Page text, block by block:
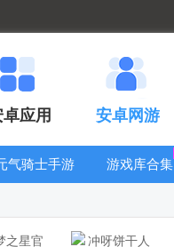
应用 安卓网游
气骑士手游
游戏库合集